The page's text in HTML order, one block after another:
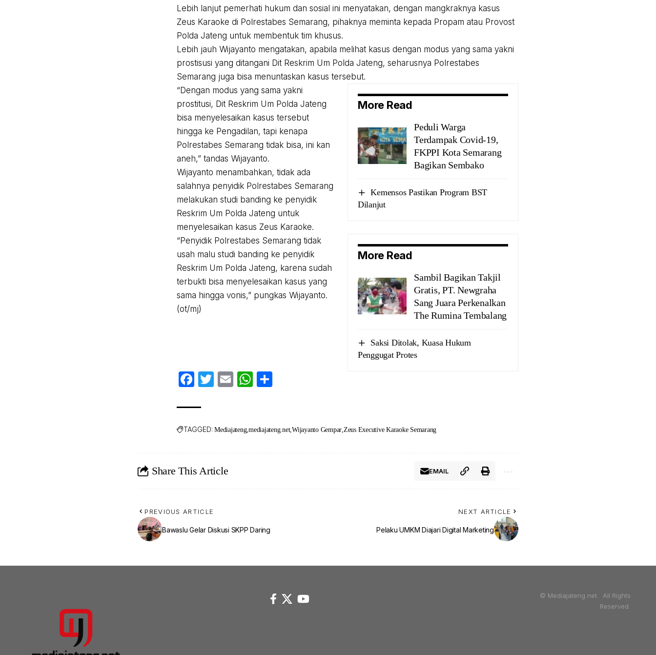
Lebih lanjut pemerhati hukum dan sosial ini menyatakan, dengan mangkraknya kasus
Zeus Karaoke di Polrestabes Semarang, pihaknya meminta kepada Propam atau Provost
Polda Jateng untuk membentuk tim khusus.
Lebih jauh Wijayanto mengatakan, apabila melihat kasus dengan modus yang sama yakni
prostisusi yang ditangani Dit Reskrim Um Polda Jateng, seharusnya Polrestabes
Semarang juga bisa menuntaskan kasus tersebut.
More Read
Peduli Warga
Terdampak Covid-19,
FKPPI Kota Semarang
Bagikan Sembako
Kemensos Pastikan Program BST
Dilanjut
“Dengan modus yang sama yakni
prostitusi, Dit Reskrim Um Polda Jateng
bisa menyelesaikan kasus tersebut
hingga ke Pengadilan, tapi kenapa
Polrestabes Semarang tidak bisa, ini kan
aneh,” tandas Wijayanto.
Wijayanto menambahkan, tidak ada
salahnya penyidik Polrestabes Semarang
melakukan studi banding ke penyidik
Reskrim Um Polda Jateng untuk
menyelesaikan kasus Zeus Karaoke.
More Read
Sambil Bagikan Takjil
Gratis, PT. Newgraha
Sang Juara Perkenalkan
The Rumina Tembalang
Saksi Ditolak, Kuasa Hukum
Penggugat Protes
“Penyidik Polrestabes Semarang tidak
usah malu studi banding ke penyidik
Reskrim Um Polda Jateng, karena sudah
terbukti bisa menyelesaikan kasus yang
sama hingga vonis,” pungkas Wijayanto.
(ot/mj)
Facebook
Twitter
EmailWhatsApp
TAGGED: Mediajateng mediajateng.net Wijayanto Gempar Zeus Executive Karaoke Semarang
Share This Article EMAIL
PREVIOUS ARTICLE
Bawaslu Gelar Diskusi SKPP Daring
NEXT ARTICLE
Pelaku UMKM Diajari Digital Marketing
© Mediajateng.net. All Rights
Reserved.